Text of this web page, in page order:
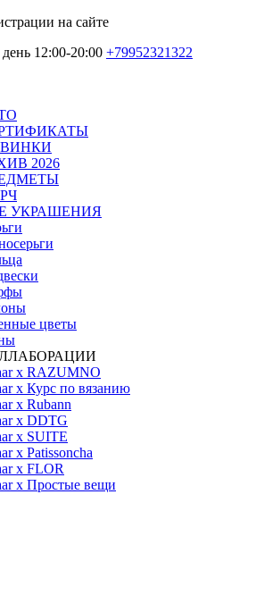
на сайте
12:00-20:00 +79952321322
2026
УКРАШЕНИЯ
цветы
x RAZUMNO
x Курс по вязанию
x Rubann
x DDTG
x SUITE
x Patissoncha
x FLOR
x Простые вещи